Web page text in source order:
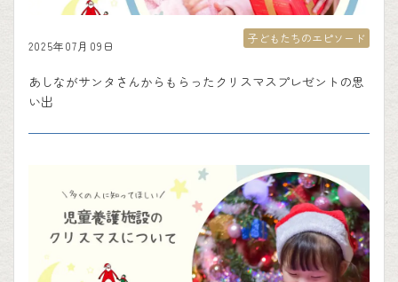
2025年07月09日
あしながサンタさんからもらったクリスマスプレゼントの思
い出
子どもたちのエピソード